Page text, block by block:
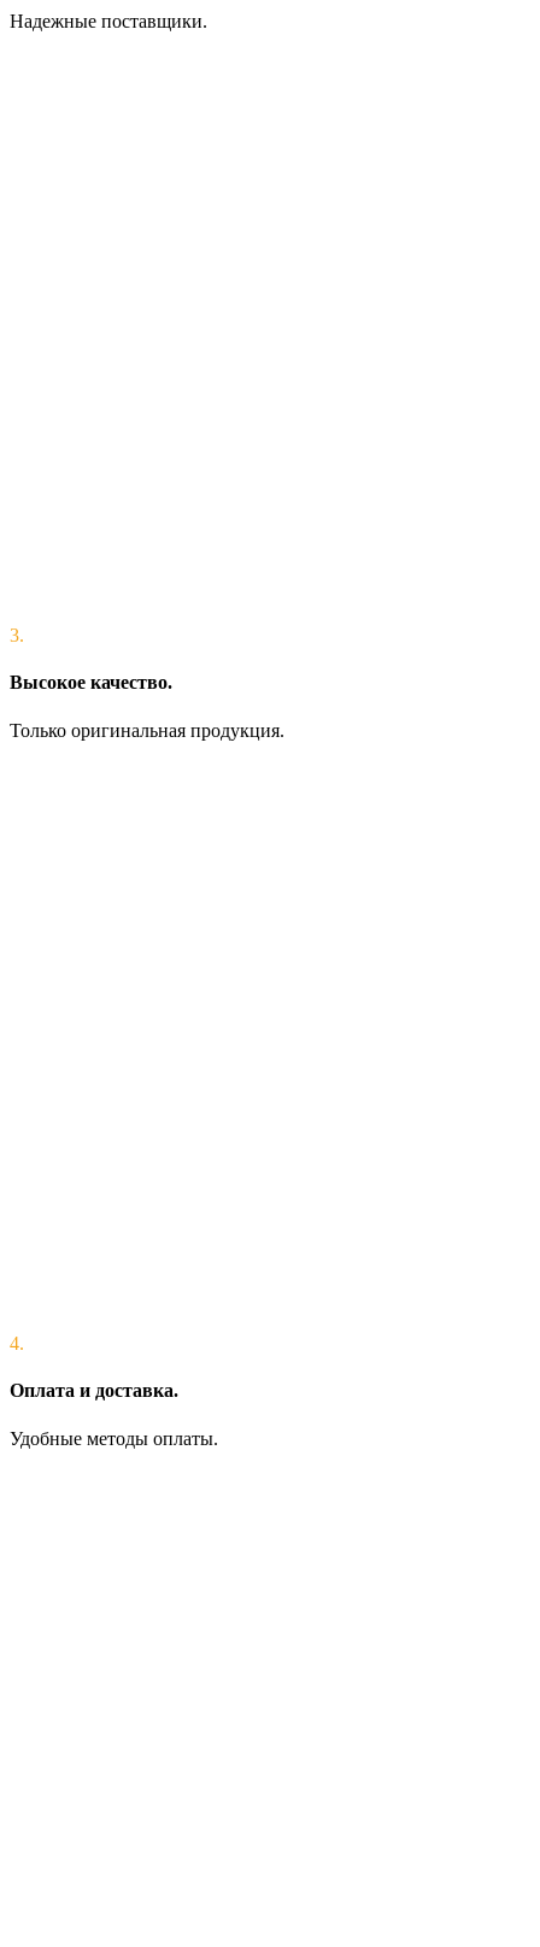
Надежные поставщики.
3.
Высокое качество.
Только оригинальная продукция.
4.
Оплата и доставка.
Удобные методы оплаты.